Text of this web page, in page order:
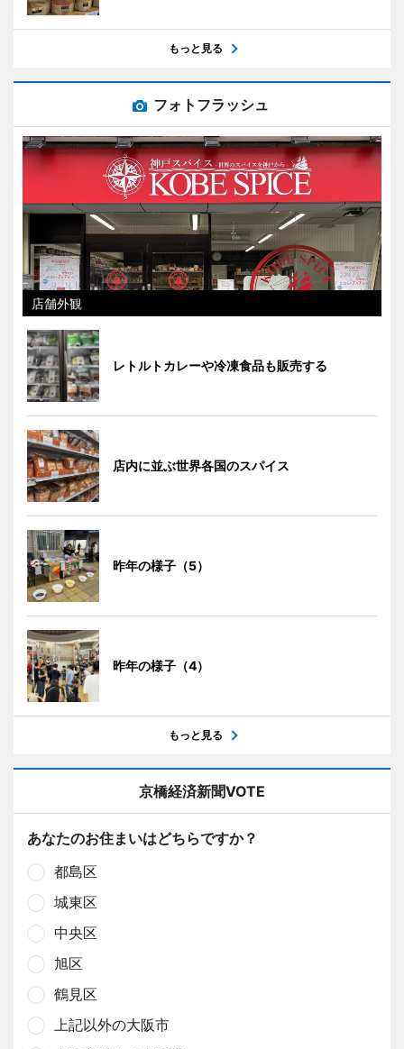
もっと見る
フォトフラッシュ
店舗外観
レトルトカレーや冷凍食品も販売する
店内に並ぶ世界各国のスパイス
昨年の様子（5）
昨年の様子（4）
もっと見る
京橋経済新聞VOTE
あなたのお住まいはどちらですか？
都島区
城東区
中央区
旭区
鶴見区
上記以外の大阪市